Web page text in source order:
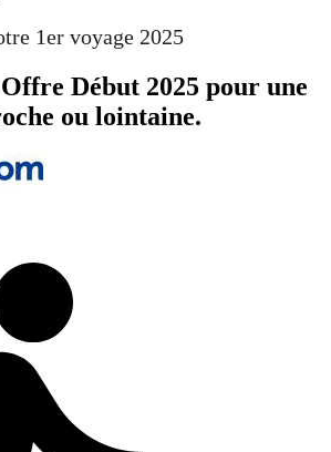
1er voyage 2025
Début 2025 pour une
ou lointaine.